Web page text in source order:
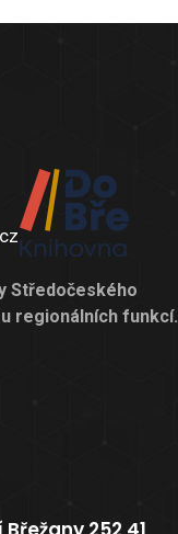
Středočeského
regionálních funkcí.